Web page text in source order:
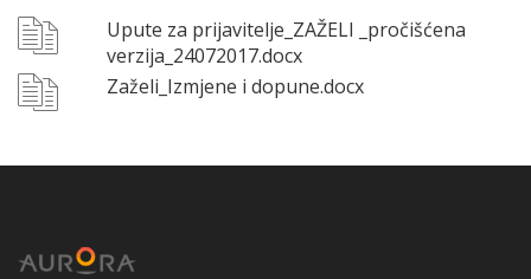
Upute za prijavitelje_ZAŽELI _pročišćena
verzija_24072017.docx
Zaželi_Izmjene i dopune.docx